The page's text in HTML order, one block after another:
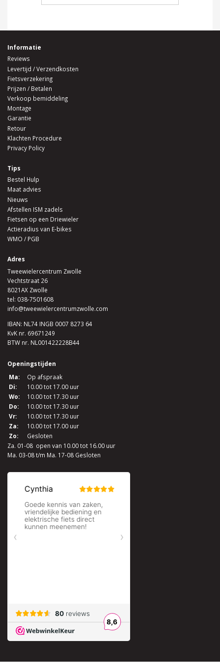
Informatie
Reviews
Levertijd / Verzendkosten
Fietsverzekering
Prijzen / Betalen
Verkoop bemiddeling
Montage
Garantie
Retour
Klachten Procedure
Privacy Policy
Tips
Bestel Hulp
Maat advies
Nieuws
Afstellen ISM zadels
Fietsen op een Driewieler
Actieradius van E-bikes
WMO / PGB
Adres
Tweewielercentrum Zwolle
Vechtstraat 26
8021AX Zwolle
tel: 038-7501608
info@tweewielercentrumzwolle.com
IBAN: NL74 INGB 0007 8273 64
KvK nr. 69671249
BTW nr. NL001422228B44
Openingstijden
Ma:
Op afspraak
Di:
10.00 tot 17.00 uur
Wo:
10.00 tot 17.30 uur
Do:
10.00 tot 17.30 uur
Vr:
10.00 tot 17.30 uur
Za:
10.00 tot 17.00 uur
Zo:
Gesloten
Za. 01-08 open van 10.00 tot 16.00 uur
Ma. 03-08 t/m Ma. 17-08 Gesloten